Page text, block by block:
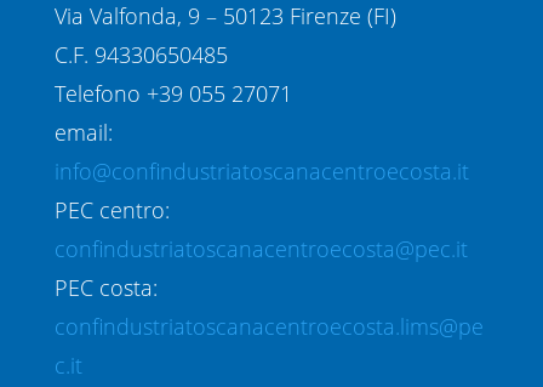
Via Valfonda, 9 – 50123 Firenze (FI)
C.F. 94330650485
Telefono +39 055 27071
email:
info@confindustriatoscanacentroecosta.it
PEC centro:
confindustriatoscanacentroecosta@pec.it
PEC costa:
confindustriatoscanacentroecosta.lims@pe
c.it